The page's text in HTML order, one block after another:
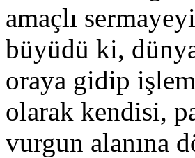
amaçlı
büyüdü ki,
oraya gidip
olarak kendisi,
vurgun alanına